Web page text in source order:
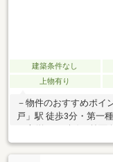
建築条件なし
上物有り
－物件のおすすめポイ
戸」駅 徒歩3分・第一
付宅地販売ではありま
環境・スーパー「イオ